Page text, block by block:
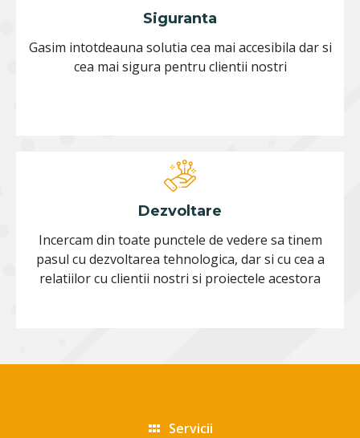
Siguranta
Gasim intotdeauna solutia cea mai accesibila dar si
cea mai sigura pentru clientii nostri
Dezvoltare
Incercam din toate punctele de vedere sa tinem
pasul cu dezvoltarea tehnologica, dar si cu cea a
relatiilor cu clientii nostri si proiectele acestora
Servicii